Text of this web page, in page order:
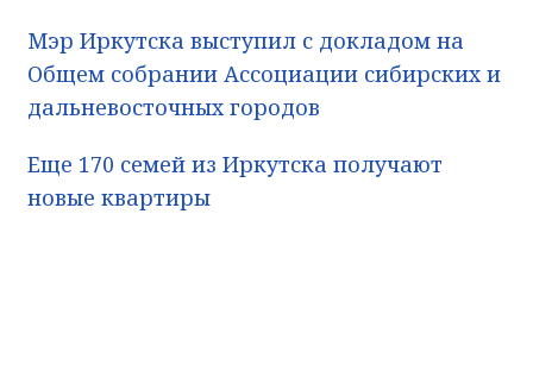
Мэр Иркутска выступил с докладом на
Общем собрании Ассоциации сибирских и
дальневосточных городов
Еще 170 семей из Иркутска получают
новые квартиры